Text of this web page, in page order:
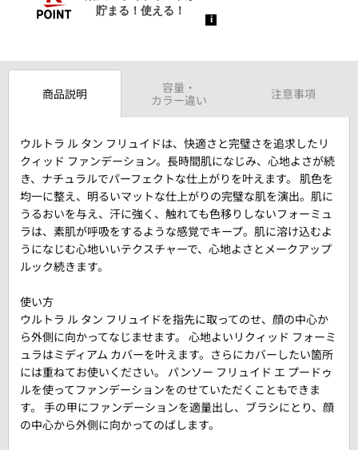
商品説明
容量・
カラー違い
注意事項
ウルトラ ル タン フリュイドは、快適さと完璧さを追求したリ
クィッド ファンデーション。長時間肌になじみ、心地よさが続
き、ナチュラルでパーフェクトな仕上がりを叶えます。 肌色を
均一に整え、明るいマットな仕上がりの完璧な肌を演出。肌に
うるおいを与え、汗に強く、触れても色移りしないフォーミュ
ラは、素肌が呼吸をするような感覚でキープ。肌に溶け込むよ
うになじむ心地いいテクスチャーで、心地よさとメークアップ
ルック続きます。
使い方
ウルトラ ル タン フリュイドを指先に取ってのせ、顔の中心か
ら外側に向かってなじませます。 心地よいリクィッド フォーミ
ュラはミディアム カバーを叶えます。さらにカバーしたい箇所
には重ねてお使いください。 パンソー フリュイド エ プードゥ
ルを使ってファンデーションをのせていただくこともできま
す。 手の甲にファンデーションを適量出し、ブラシにとり、顔
の中心から外側に向かってのばします。